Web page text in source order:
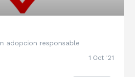
adopcion responsable
1 Oct '21